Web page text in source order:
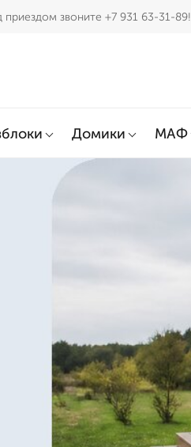
звоните +7 931 63-31-89!
Домики МАФ